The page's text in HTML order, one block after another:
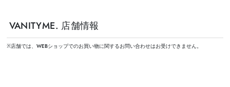
VANITYME. 店舗情報
※店舗では、WEBショップでのお買い物に関するお問い合わせはお受けできません。